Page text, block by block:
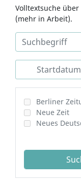
Volltextsuche über
(mehr in Arbeit).
Berliner
Neue Zeit
Neues